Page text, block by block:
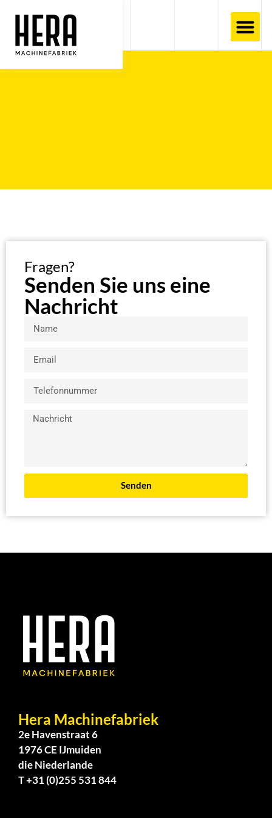
Fragen?
Senden Sie uns eine
Nachricht
Senden
Hera Machinefabriek
2e Havenstraat 6
1976 CE IJmuiden
die Niederlande
T +31 (0)255 531 844